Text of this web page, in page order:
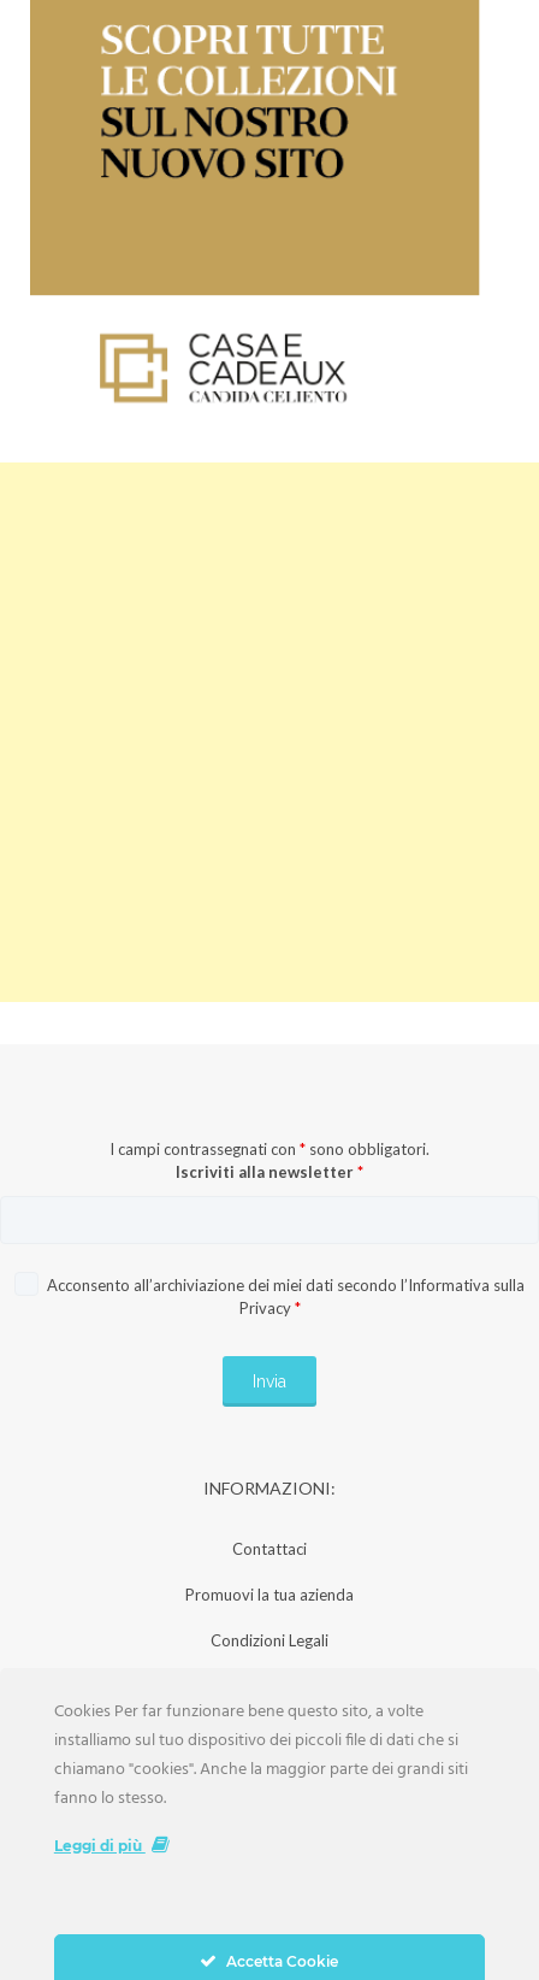
I campi contrassegnati con * sono obbligatori.
Iscriviti alla newsletter*
Acconsento all’archiviazione dei miei dati secondo l’Informativa sulla
Privacy *
INFORMAZIONI:
Contattaci
Promuovi la tua azienda
Condizioni Legali
Iscrizione Aziende
Scarica la Rivista
Cookies Per far funzionare bene questo sito, a volte
installiamo sul tuo dispositivo dei piccoli file di dati che si
chiamano "cookies". Anche la maggior parte dei grandi siti
fanno lo stesso.
Leggi di più
Accetta Cookie